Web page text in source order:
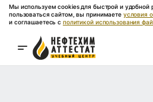
Мы используем cookies для быстрой и удобной
пользоваться сайтом, вы принимаете условия
и соглашаетесь с политикой использования